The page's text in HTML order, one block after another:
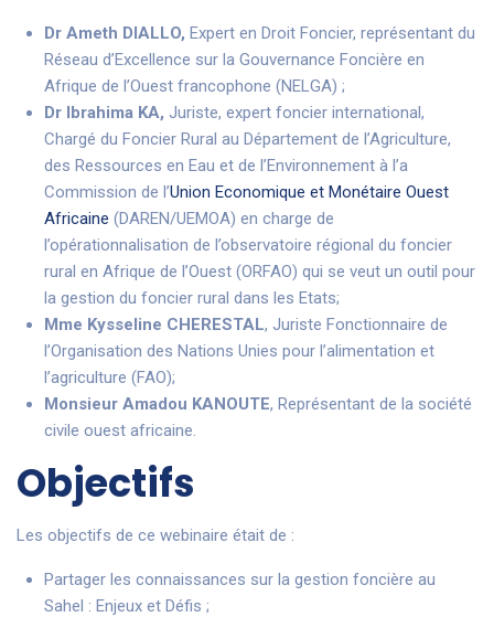
Dr Ameth DIALLO, Expert en Droit Foncier, représentant du
Réseau d’Excellence sur la Gouvernance Foncière en
Afrique de l’Ouest francophone (NELGA) ;
Dr Ibrahima KA, Juriste, expert foncier international,
Chargé du Foncier Rural au Département de l’Agriculture,
des Ressources en Eau et de l’Environnement à l’a
Commission de l’Union Economique et Monétaire Ouest
Africaine (DAREN/UEMOA) en charge de
l’opérationnalisation de l’observatoire régional du foncier
rural en Afrique de l’Ouest (ORFAO) qui se veut un outil pour
la gestion du foncier rural dans les Etats;
Mme Kysseline CHERESTAL, Juriste Fonctionnaire de
l’Organisation des Nations Unies pour l’alimentation et
l’agriculture (FAO);
Monsieur Amadou KANOUTE, Représentant de la société
civile ouest africaine.
Objectifs
Les objectifs de ce webinaire était de :
Partager les connaissances sur la gestion foncière au
Sahel : Enjeux et Défis ;